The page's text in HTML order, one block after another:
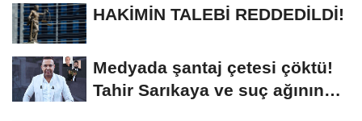
HAKİMİN TALEBİ REDDEDİLDİ!
Medyada şantaj çetesi çöktü!
Tahir Sarıkaya ve suç ağının